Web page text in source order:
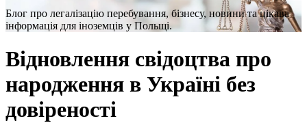
Блог про легалізацію перебування, бізнесу, новини та цікава
інформація для іноземців у Польщі.
Відновлення свідоцтва про
народження в Україні без
довіреності